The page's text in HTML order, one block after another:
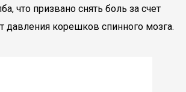
что призвано снять боль за счет
давления корешков спинного мозга.